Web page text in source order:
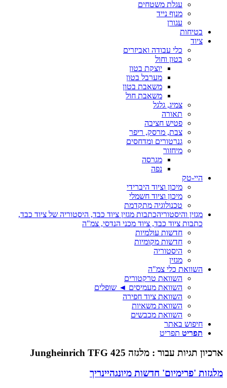
עגלת משטחים
מנוף נייד
עגורן
בטיחות
ציוד
כלי עבודה ואביזרים
בטון וחול
יוצקת בטון
מערבל בטון
משאבת בטון
משאבת חול
צמיג, גלגל
תאורה
פטיש חציבה
צבת, מרסק, ריפר
גנרטורים ומדחסים
מיחזור
מגרסה
נפה
היי-טק
מיכון וציוד היברידי
מיכון וציוד חשמלי
טכנולוגיה מתקדמת
מגזין והיסטוריהכתבות מגזין ציוד כבד, היסטוריה של ציוד כבד,
כתבות ציוד כבד, ציוד מכני הנדסי, צמ"ה
חדשות עולמיות
חדשות מקומיות
היסטוריה
מגזין
השוואת כלי צמ"ה
השוואת טרקטורים
השוואת מעמיסים ◄ שופלים
השוואת ציוד חפירה
השוואת משאיות
השוואת מכבשים
חיפוש באתר
תפריט תפריט
ארכיון תגיות עבור : מלגזה Jungheinrich TFG 425
מלגזות 'פרימיום' חדשות מיונגהיינריך